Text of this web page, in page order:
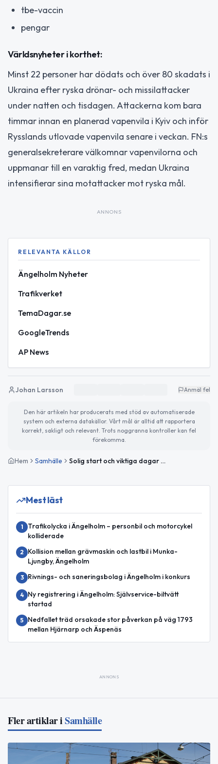
tbe-vaccin
pengar
Världsnyheter i korthet:
Minst 22 personer har dödats och över 80 skadats i
Ukraina efter ryska drönar- och missilattacker
under natten och tisdagen. Attackerna kom bara
timmar innan en planerad vapenvila i Kyiv och inför
Rysslands utlovade vapenvila senare i veckan. FN:s
generalsekreterare välkomnar vapenvilorna och
uppmanar till en varaktig fred, medan Ukraina
intensifierar sina motattacker mot ryska mål.
ANNONS
RELEVANTA KÄLLOR
Ängelholm Nyheter
Trafikverket
TemaDagar.se
GoogleTrends
AP News
Johan Larsson Anmäl fel
Den här artikeln har producerats med stöd av automatiserade
system och externa datakällor. Vårt mål är alltid att rapportera
korrekt, sakligt och relevant. Trots noggranna kontroller kan fel
förekomma.
Hem Samhälle Solig start och viktiga dagar att uppmärksamma
Mest läst
1
Trafikolycka i Ängelholm – personbil och motorcykel
kolliderade
2
Kollision mellan grävmaskin och lastbil i Munka-
Ljungby, Ängelholm
3 Rivnings- och saneringsbolag i Ängelholm i konkurs
4
Ny registrering i Ängelholm: Självservice-biltvätt
startad
5
Nedfallet träd orsakade stor påverkan på väg 1793
mellan Hjärnarp och Äspenäs
ANNONS
Fler artiklar iSamhälle